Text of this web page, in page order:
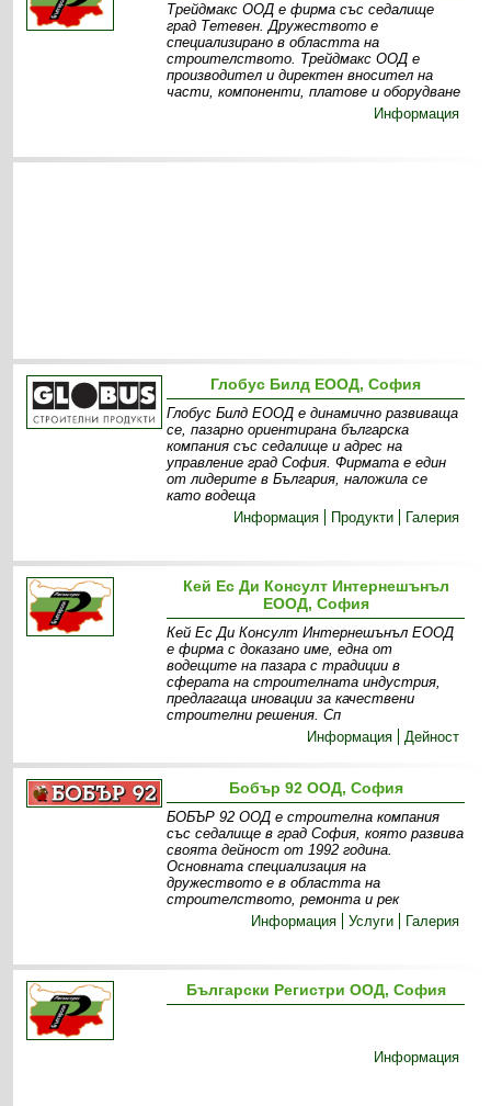
Трейдмакс ООД е фирма със седалище
град Тетевен. Дружеството е
специализирано в областта на
строителството. Трейдмакс ООД е
производител и директен вносител на
части, компоненти, платове и оборудване
Информация
Глобус Билд ЕООД, София
Глобус Билд ЕООД е динамично развиваща
се, пазарно ориентирана българска
компания със седалище и адрес на
управление град София. Фирмата е един
от лидерите в България, наложила се
като водеща
Информация
Продукти Галерия
Кей Ес Ди Консулт Интернешънъл
ЕООД, София
Кей Ес Ди Консулт Интернешънъл ЕООД
е фирма с доказано име, една от
водещите на пазара с традиции в
сферата на строителната индустрия,
предлагаща иновации за качествени
строителни решения. Сп
Информация
Дейност
Бобър 92 ООД, София
БОБЪР 92 ООД е строителна компания
със седалище в град София, която развива
своята дейност от 1992 година.
Основната специализация на
дружеството е в областта на
строителството, ремонта и рек
Информация
Услуги Галерия
Български Регистри ООД, София
Информация